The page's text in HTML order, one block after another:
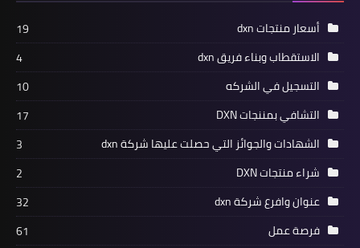
أسعار منتجات dxn
19
الاستقطاب وبناء فريق dxn
4
التسجيل في الشركه
10
التشافي بمننجات DXN
17
الشهادات والجوائز التي حصلت عليها شركة dxn
3
شراء منتجات DXN
2
عنوان وافرع شركة dxn
32
فرصة عمل
61